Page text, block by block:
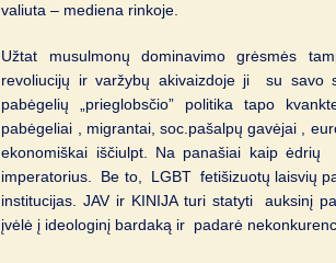
valiuta – mediena rinkoje.
Užtat musulmonų dominavimo grėsmės
revoliucijų ir varžybų akivaizdoje ji su savo
pabėgelių „prieglobsčio” politika tapo
pabėgeliai , migrantai, soc.pašalpų gavėjai ,
ekonomiškai iščiulpt. Na panašiai kaip
imperatorius. Be to, LGBT fetišizuotų laisvių
institucijas. JAV ir KINIJA turi statyti auksinį
įvėlė į ideologinį bardaką ir padarė